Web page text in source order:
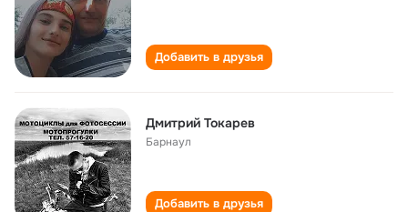
Добавить в друзья
Дмитрий Токарев
Барнаул
Добавить в друзья